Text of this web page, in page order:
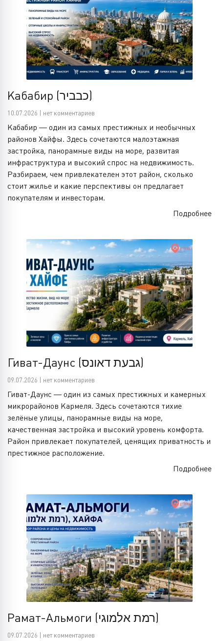
Кабабир (כבביר)
10.07.2026 | нет комментариев
Кабабир — один из самых престижных и необычных
районов Хайфы. Здесь сочетаются малоэтажная
застройка, панорамные виды на море, развитая
инфраструктура и высокий спрос на недвижимость.
Разбираем, чем привлекателен этот район, сколько
стоит жилье и какие перспективы он предлагает
покупателям и инвесторам.
Подробнее
Гиват-Даунс (גבעת דאונס)
09.07.2026 | нет комментариев
Гиват-Даунс — один из самых престижных и камерных
микрорайонов Кармеля. Здесь сочетаются тихие
зелёные улицы, панорамные виды на море,
качественная застройка и высокий уровень комфорта.
Район привлекает покупателей, ценящих приватность и
престижное расположение.
Подробнее
Рамат-Альмоги (רמת אלמוגי)
09.07.2026 | нет комментариев